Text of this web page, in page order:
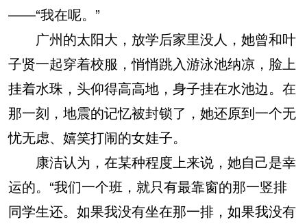
——“我在呢。”
广州的太阳大，放学后家里没人，她曾和叶
子贤一起穿着校服，悄悄跳入游泳池纳凉，脸上
挂着水珠，头仰得高高地，身子挂在水池边。在
那一刻，地震的记忆被封锁了，她还原到一个无
忧无虑、嬉笑打闹的女娃子。
康洁认为，在某种程度上来说，她自己是幸
运的。“我们一个班，就只有最靠窗的那一竖排
同学生还。如果我没有坐在那一排，如果我没有